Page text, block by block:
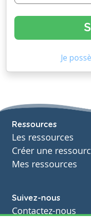
Je
Ressources
Les ressources
Créer une
Mes ressources
Suivez-nous
Contactez-nous